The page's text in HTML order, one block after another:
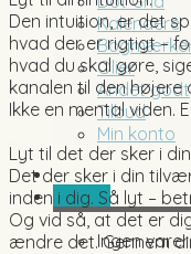
Kalendere
Olier
Andet godt
Tilbud
Min konto
0,00 kr.
Ingen
Den intuition, er det
hvad der er rigtigt –
hvad du skal gøre,
kanalen til den højere
Ikke en mental viden.
Lyt til det der sker i
Det der sker i din
inden i dig. Så lyt –
Og vid så, at det er
ændre det. Gennem